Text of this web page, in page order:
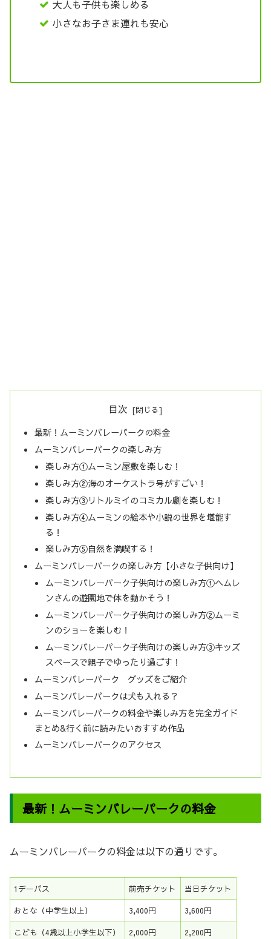
大人も子供も楽しめる
小さなお子さま連れも安心
目次
最新！ムーミンバレーパークの料金
ムーミンバレーパークの楽しみ方
楽しみ方①ムーミン屋敷を楽しむ！
楽しみ方②海のオーケストラ号がすごい！
楽しみ方③リトルミイのコミカル劇を楽しむ！
楽しみ方④ムーミンの絵本や小説の世界を堪能す
る！
楽しみ方⑤自然を満喫する！
ムーミンバレーパークの楽しみ方【小さな子供向け】
ムーミンバレーパーク子供向けの楽しみ方①ヘムレ
ンさんの遊園地で体を動かそう！
ムーミンバレーパーク子供向けの楽しみ方②ムーミ
ンのショーを楽しむ！
ムーミンバレーパーク子供向けの楽しみ方③キッズ
スペースで親子でゆったり過ごす！
ムーミンバレーパーク グッズをご紹介
ムーミンバレーパークは犬も入れる？
ムーミンバレーパークの料金や楽しみ方を完全ガイド
まとめ&行く前に読みたいおすすめ作品
ムーミンバレーパークのアクセス
最新！ムーミンバレーパークの料金
ムーミンバレーパークの料金は以下の通りです。
1デーパス 前売チケット 当日チケット
おとな（中学生以上） 3,400円 3,600円
こども（4歳以上小学生以下） 2,000円 2,200円